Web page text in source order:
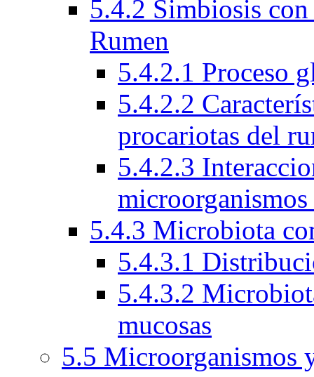
5.4.2 Simbiosis
Rumen
5.4.2.1 Proceso
5.4.2.2
procariotas del
5.4.2.3
5.4.3 Microbiota
5.4.3.1
5.4.3.2
mucosas
5.5 Microorganismos